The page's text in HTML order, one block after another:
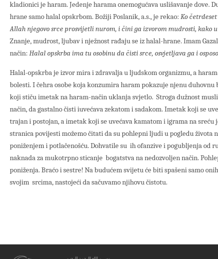
kladionici je haram. Jedenje harama onemogućava uslišavanje dove.
hrane samo halal opskrbom. Božiji Poslanik, a.s., je rekao: Ko
Allah njegovo srce prosvijetli nurom, i čini ga izvorom mudrosti, kako
Znanje, mudrost, ljubav i nježnost rađaju se iz halal-hrane. Imam
način: Halal opskrba ima tu osobinu da čisti srce, osvjetljava ga i
Halal-opskrba je izvor mira i zdravalja u ljudskom organizmu, a
bolesti. I čehra osobe koja konzumira haram pokazuje njenu duhovnu
koji stiču imetak na haram-način uklanja svjetlo. Stroga dužnost
način, da gastalno čisti iuvećava zekatom i sadakom. Imetak koji se
trajan i postojan, a imetak koji se uvećava kamatom i igrama na sreću
stranica povijesti možemo čitati da su pohlepni ljudi u pogledu života
poniženjem i potlačenošću. Dohvatile su ih ofanzive i pogubljenja od
naknada za mukotrpno sticanje bogatstva na nedozvoljen način.
poniženja. Braćo i sestre! Na budućem svijetu će biti spašeni samo
svojim srcima, nastojeći da sačuvamo njihovu čistotu.